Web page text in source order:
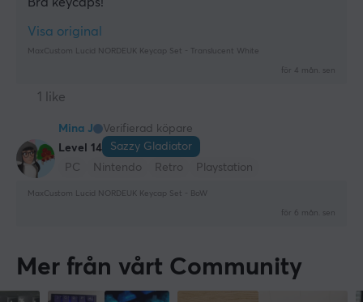
Visa original
MaxCustom Lucid NORDEUK Keycap Set - Translucent White
för 4 mån. sen
1 like
Mina J
Verifierad köpare
Level 14
Sazzy Gladiator
PC
Nintendo Retro Playstation
MaxCustom Lucid NORDEUK Keycap Set - BoW
för 6 mån. sen
Mer från vårt Community